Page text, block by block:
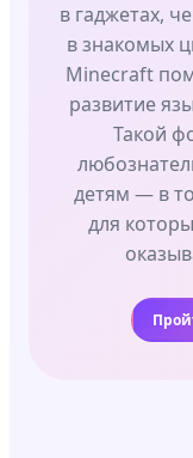
в гаджетах,
в знакомых
Minecraft
развитие
Такой
детям — в
для